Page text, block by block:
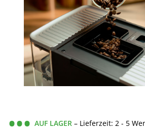
AUF LAGER – Lieferzeit: 2 - 5